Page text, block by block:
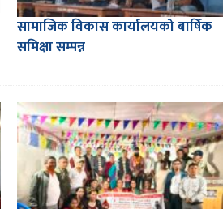
सामाजिक विकास कार्यालयको बार्षिक
समिक्षा सम्पन्न